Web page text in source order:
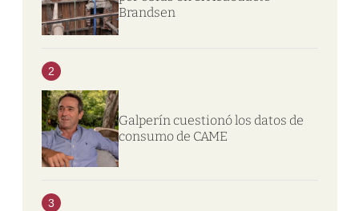
Brandsen
2
Galperín cuestionó los datos de
consumo de CAME
3